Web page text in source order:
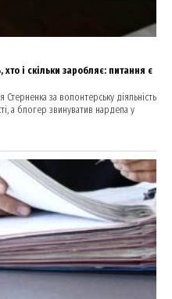
хто і скільки заробляє: питання є
за волонтерську діяльність
а блогер звинуватив нардепа у